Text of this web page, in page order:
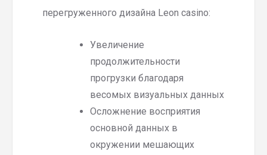
перегруженного дизайна Leon casino:
Увеличение
продолжительности
прогрузки благодаря
весомых визуальных данных
Осложнение восприятия
основной данных в
окружении мешающих